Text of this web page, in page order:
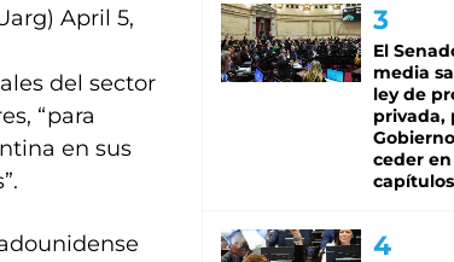
April 5,
del sector
“para
en sus
El
media
ley de
privada,
ceder
capítulos